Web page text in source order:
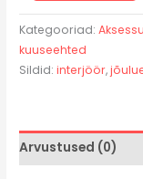
Kategooriad:
kuuseehted
Sildid:interjöör,
Arvustused (0)